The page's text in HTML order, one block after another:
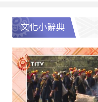
文化小辭典